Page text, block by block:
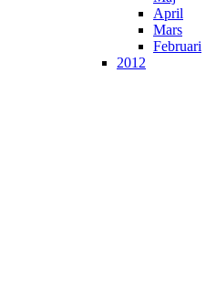
April
Mars
Februari
2012